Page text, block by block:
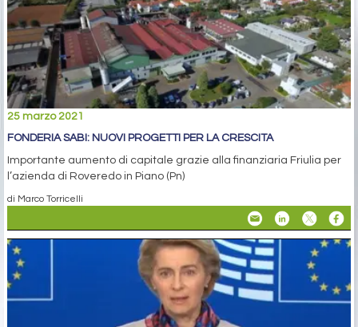
25 marzo 2021
FONDERIA SABI: NUOVI PROGETTI PER LA CRESCITA
Importante aumento di capitale grazie alla finanziaria Friulia per
l’azienda di Roveredo in Piano (Pn)
di Marco Torricelli